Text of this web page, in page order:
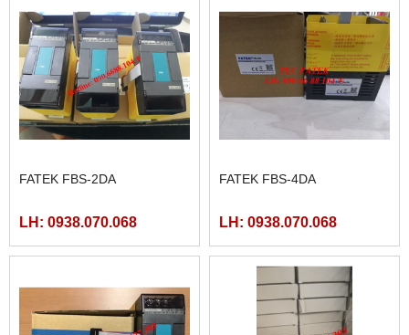
FATEK FBS-2DA
LH: 0938.070.068
FATEK FBS-4DA
LH: 0938.070.068